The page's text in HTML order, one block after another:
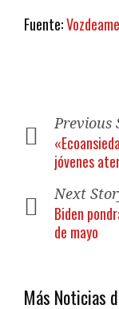
Fuente:
Previous
jóvenes
Next
Biden
de mayo
Más Noticias